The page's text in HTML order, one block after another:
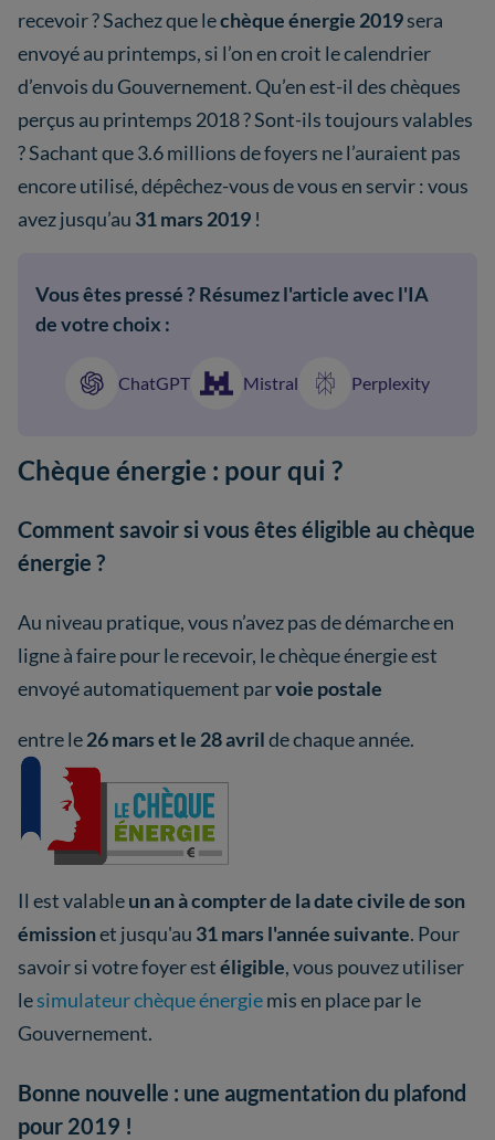
recevoir ? Sachez que lechèque énergie 2019sera
envoyé au printemps, si l’on en croit le calendrier
d’envois du Gouvernement. Qu’en est-il des chèques
perçus au printemps 2018 ? Sont-ils toujours valables
? Sachant que 3.6 millions de foyers ne l’auraient pas
encore utilisé, dépêchez-vous de vous en servir : vous
avez jusqu’au 31 mars 2019 !
Vous êtes pressé ? Résumez l'article avec l'IA
de votre choix :
ChatGPT Mistral Perplexity
Chèque énergie : pour qui ?
Comment savoir si vous êtes éligible au chèque
énergie ?
Au niveau pratique, vous n’avez pas de démarche en
ligne à faire pour le recevoir, le chèque énergie est
envoyé automatiquement parvoie postale
entre le26 mars et le 28 avrilde chaque année.
Il est valableun anà compter de la date civile de son
émissionet jusqu'au 31 mars l'année suivante. Pour
savoir si votre foyer estéligible, vous pouvez utiliser
lesimulateur chèque énergiemis en place par le
Gouvernement.
Bonne nouvelle : une augmentation du plafond
pour 2019 !